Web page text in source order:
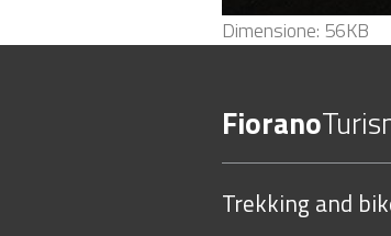
Clicca
l'immagine
originali…
Dimensione: 56KB
Fiorano
Trekking and